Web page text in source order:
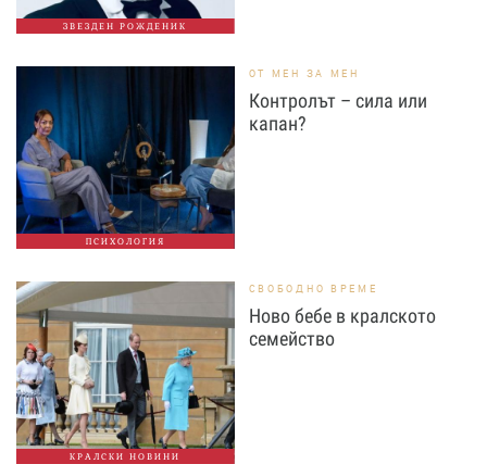
ЗВЕЗДЕН РОЖДЕНИК
ПСИХОЛОГИЯ
ОТ МЕН ЗА МЕН
Контролът – сила или
капан?
КРАЛСКИ НОВИНИ
СВОБОДНО ВРЕМЕ
Ново бебе в кралското
семейство